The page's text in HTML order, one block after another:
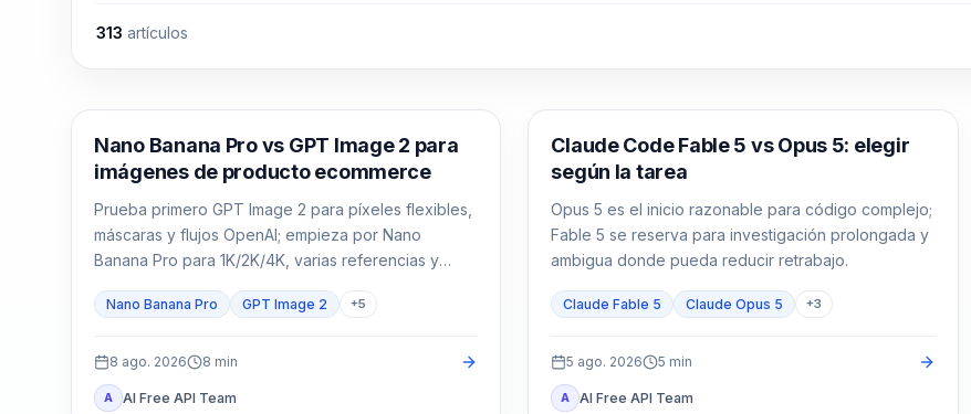
313 artículos
Generación de imágenes con IA
Nano Banana Pro vs GPT Image 2 para
imágenes de producto ecommerce
Prueba primero GPT Image 2 para píxeles flexibles,
máscaras y flujos OpenAI; empieza por Nano
Banana Pro para 1K/2K/4K, varias referencias y
localizado o el héroe de marca no admitan fallos.
Nano Banana Pro GPT Image 2 +5
8 ago. 2026 8 min
A AI Free API Team
Claude Code
Claude Code Fable 5 vs Opus 5: elegir
según la tarea
Opus 5 es el inicio razonable para código complejo;
Fable 5 se reserva para investigación prolongada y
ambigua donde pueda reducir retrabajo.
Claude Fable 5 Claude Opus 5 +3
5 ago. 2026 5 min
A AI Free API Team